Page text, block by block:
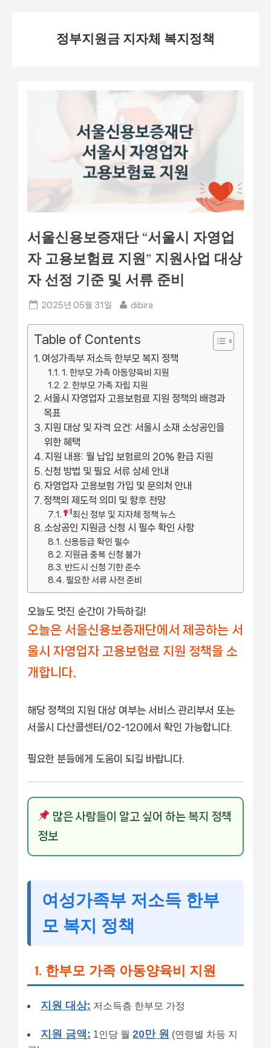
정부지원금 지자체 복지정책
서울신용보증재단 “서울시 자영업
자 고용보험료 지원” 지원사업 대상
자 선정 기준 및 서류 준비
Posted
2025년 05월 31일 By
dibira
Table of Contents
여성가족부 저소득 한부모 복지 정책
1. 한부모 가족 아동양육비 지원
2. 한부모 가족 자립 지원
서울시 자영업자 고용보험료 지원 정책의 배경과
목표
지원 대상 및 자격 요건: 서울시 소재 소상공인을
위한 혜택
지원 내용: 월 납입 보험료의 20% 환급 지원
신청 방법 및 필요 서류 상세 안내
자영업자 고용보험 가입 및 문의처 안내
정책의 제도적 의미 및 향후 전망
최신 정부 및 지자체 정책 뉴스
소상공인 지원금 신청 시 필수 확인 사항
신용등급 확인 필수
지원금 중복 신청 불가
반드시 신청 기한 준수
필요한 서류 사전 준비
오늘도 멋진 순간이 가득하길!
오늘은 서울신용보증재단에서 제공하는 서
울시 자영업자 고용보험료 지원 정책을 소
개합니다.
해당 정책의 지원 대상 여부는 서비스 관리부서 또는
서울시 다산콜센터/02-120에서 확인 가능합니다.
필요한 분들에게 도움이 되길 바랍니다.
많은 사람들이 알고 싶어 하는 복지 정책
정보
여성가족부 저소득 한부
모 복지 정책
1. 한부모 가족 아동양육비 지원
지원 대상: 저소득층 한부모 가정
지원 금액: 1인당 월 20만 원 (연령별 차등 지